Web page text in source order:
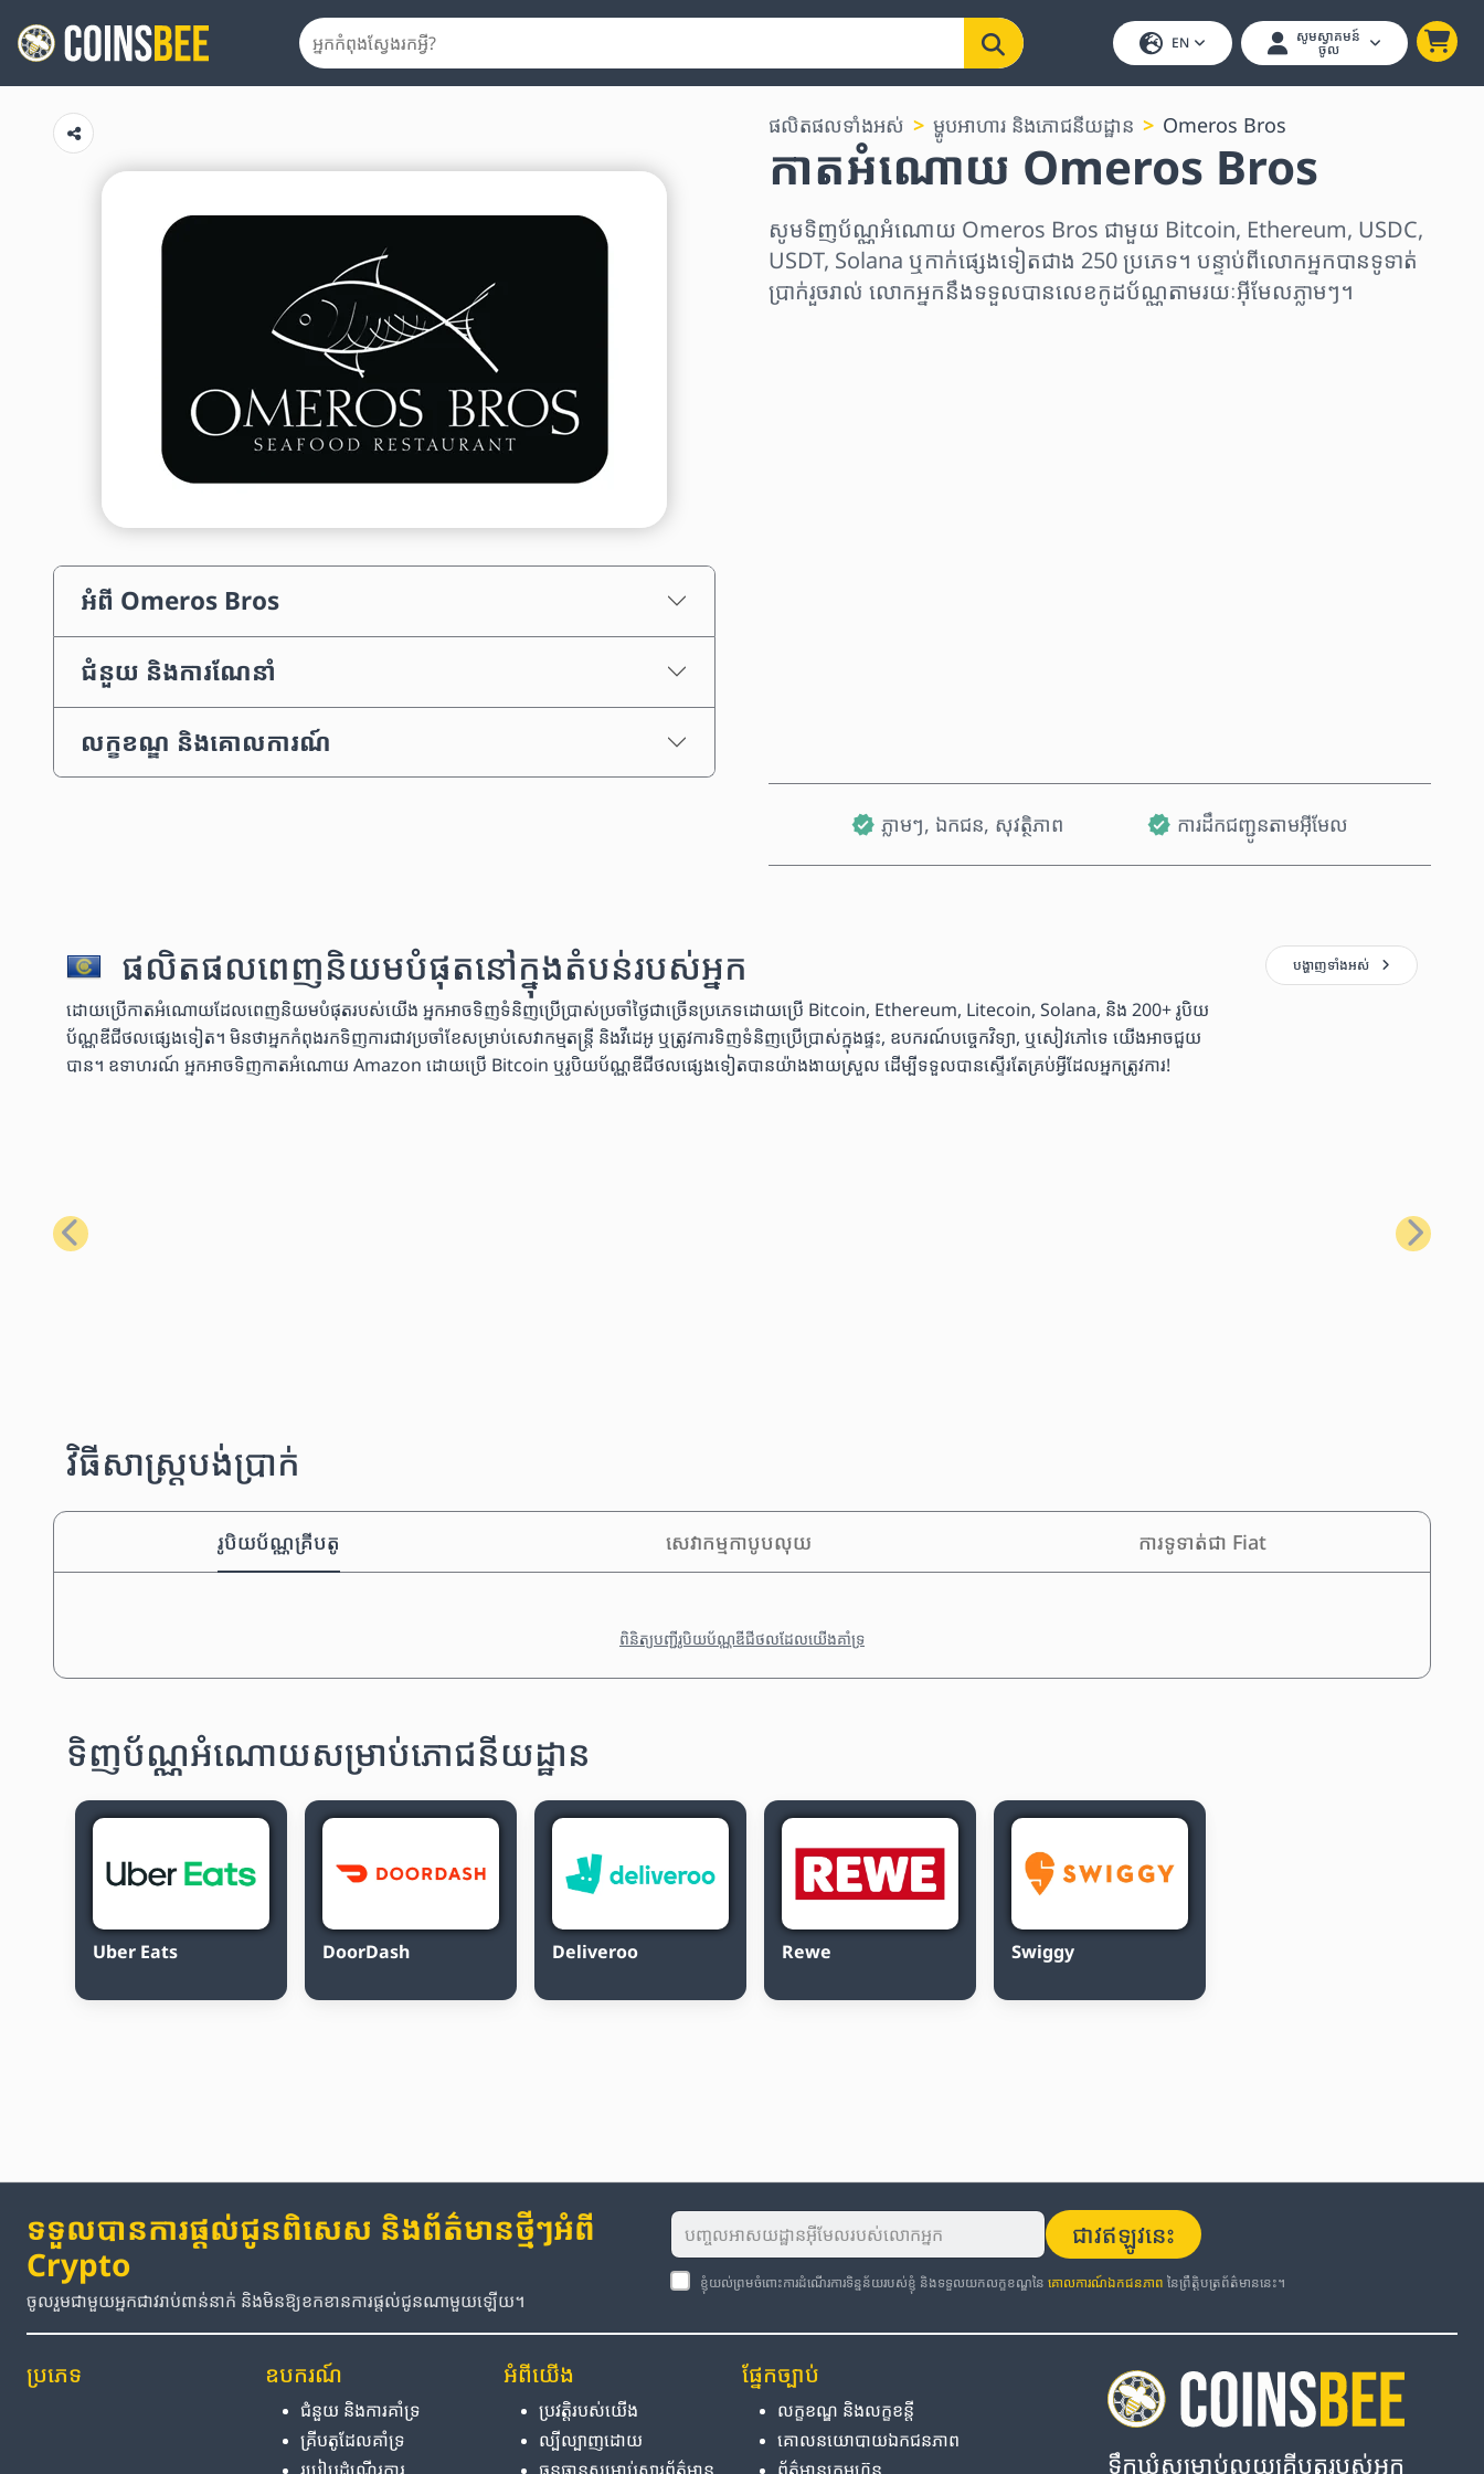
EN សូមស្វាគមន៍
ចូល
អំពី Omeros Bros
ជំនួយ និងការណែនាំ
លក្ខខណ្ឌ និងគោលការណ៍
ផលិតផលទាំងអស់ ម្ហូបអាហារ និងភោជនីយដ្ឋាន Omeros Bros
កាតអំណោយ Omeros Bros
សូមទិញប័ណ្ណអំណោយ Omeros Bros ជាមួយ Bitcoin, Ethereum, USDC,
USDT, Solana ឬកាក់ផ្សេងទៀតជាង 250 ប្រភេទ។ បន្ទាប់ពីលោកអ្នកបានទូទាត់
ប្រាក់រួចរាល់ លោកអ្នកនឹងទទួលបានលេខកូដប័ណ្ណតាមរយៈអ៊ីមែលភ្លាមៗ។
ភ្លាមៗ, ឯកជន, សុវត្ថិភាព ការដឹកជញ្ជូនតាមអ៊ីមែល
ផលិតផលពេញនិយមបំផុតនៅក្នុងតំបន់របស់អ្នក
ដោយប្រើកាតអំណោយដែលពេញនិយមបំផុតរបស់យើង អ្នកអាចទិញទំនិញប្រើប្រាស់ប្រចាំថ្ងៃជាច្រើនប្រភេទដោយប្រើ Bitcoin, Ethereum, Litecoin, Solana, និង 200+ រូបិយ
ប័ណ្ណឌីជីថលផ្សេងទៀត។ មិនថាអ្នកកំពុងរកទិញការជាវប្រចាំខែសម្រាប់សេវាកម្មតន្ត្រី និងវីដេអូ ឬត្រូវការទិញទំនិញប្រើប្រាស់ក្នុងផ្ទះ, ឧបករណ៍បច្ចេកវិទ្យា, ឬសៀវភៅទេ យើងអាចជួយ
បាន។ ឧទាហរណ៍ អ្នកអាចទិញកាតអំណោយ Amazon ដោយប្រើ Bitcoin ឬរូបិយប័ណ្ណឌីជីថលផ្សេងទៀតបានយ៉ាងងាយស្រួល ដើម្បីទទួលបានស្ទើរតែគ្រប់អ្វីដែលអ្នកត្រូវការ!
បង្ហាញ​ទាំងអស់
មុន បន្ទាប់
វិធីសាស្រ្តបង់ប្រាក់
រូបិយប័ណ្ណគ្រីបតូ សេវាកម្មកាបូបលុយ ការទូទាត់ជា Fiat
ពិនិត្យបញ្ជីរូបិយប័ណ្ណឌីជីថលដែលយើងគាំទ្រ
ទិញប័ណ្ណអំណោយសម្រាប់ភោជនីយដ្ឋាន
Uber Eats DoorDash Deliveroo Rewe Swiggy
ទទួលបានការផ្តល់ជូនពិសេស និងព័ត៌មានថ្មីៗអំពី
Crypto
ចូលរួមជាមួយអ្នកជាវរាប់ពាន់នាក់ និងមិនឱ្យខកខានការផ្តល់ជូនណាមួយឡើយ។
ជាវឥឡូវនេះ
ខ្ញុំយល់ព្រមចំពោះការដំណើរការទិន្នន័យរបស់ខ្ញុំ និងទទួលយកលក្ខខណ្ឌនៃ គោលការណ៍ឯកជនភាព នៃព្រឹត្តិបត្រព័ត៌មាននេះ។
ប្រភេទ ឧបករណ៍
ជំនួយ និង​ការ​គាំទ្រ
គ្រីបតូ​ដែល​គាំទ្រ
របៀប​ដំណើរការ
អំពី​យើង
ប្រវត្តិ​របស់​យើង
ល្បីល្បាញ​ដោយ
ធនធាន​សម្រាប់​សារព័ត៌មាន
ផ្នែក​ច្បាប់
លក្ខខណ្ឌ និង​លក្ខខន្តី
គោលនយោបាយ​ឯកជនភាព
ព័ត៌មាន​ក្រុមហ៊ុន
ទឹកឃ្មុំសម្រាប់លុយគ្រីបតូរបស់អ្នក